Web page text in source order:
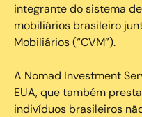
integrante do sistema
mobiliários brasileiro
Mobiliários (“CVM”).
‍A Nomad Investment
EUA, que também
indivíduos brasileiros